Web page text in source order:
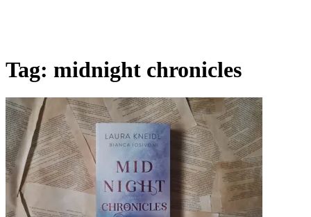
Tag: midnight chronicles